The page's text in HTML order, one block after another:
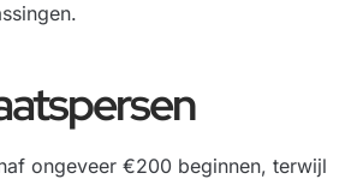
ongeveer €200 beginnen, terwijl